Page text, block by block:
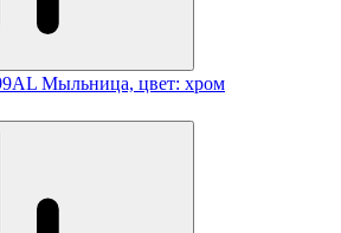
Мыльница, цвет: хром